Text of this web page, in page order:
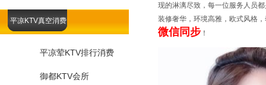
平凉KTV真空消费
平凉荤KTV排行消费
御都KTV会所
现的淋漓尽致，每一位服务人员
装修奢华，环境高雅，欧式风格
微信同步 ！